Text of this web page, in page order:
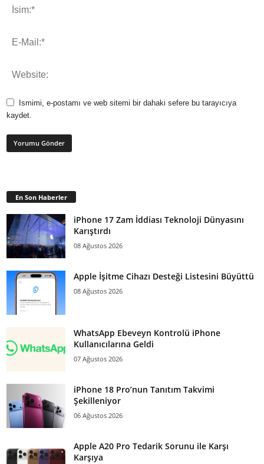
Ismimi, e-postamı ve web sitemi bir dahaki sefere bu tarayıcıya
kaydet.
En Son Haberler
iPhone 17 Zam İddiası Teknoloji Dünyasını
Karıştırdı
08 Ağustos 2026
Apple İşitme Cihazı Desteği Listesini Büyüttü
08 Ağustos 2026
WhatsApp Ebeveyn Kontrolü iPhone
Kullanıcılarına Geldi
07 Ağustos 2026
iPhone 18 Pro’nun Tanıtım Takvimi
Şekilleniyor
06 Ağustos 2026
Apple A20 Pro Tedarik Sorunu ile Karşı
Karşıya